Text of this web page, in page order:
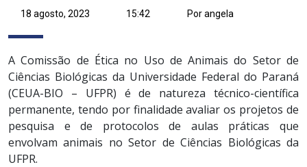
18 agosto, 2023 15:42 Por angela
A Comissão de Ética no Uso de Animais do Setor de
Ciências Biológicas da Universidade Federal do Paraná
(CEUA-BIO – UFPR) é de natureza técnico-científica
permanente, tendo por finalidade avaliar os projetos de
pesquisa e de protocolos de aulas práticas que
envolvam animais no Setor de Ciências Biológicas da
UFPR.